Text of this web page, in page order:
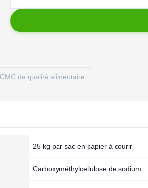
CMC de qualité alimentaire
25 kg par sac en papier à courir
Carboxyméthylcellulose de sodium